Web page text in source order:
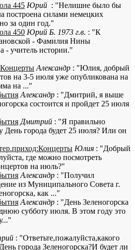
445 Юрий : "Нелишне было бы
построена силами немецких
за один год."
450 Юрий Б. 1973 г.в. : "К
- Фамилия Нины
- учитель истории."
Александр : "Юлия, добрый
на 3-5 июля уже опубликована на
на ..."
Александр : "Дмитрий, я выше
состоится и пройдет 25 июля
Дмитрий : "Я правильно
День города будет 25 июля? Или он
Юлия : "Добрый
где можно посмотреть
на июль?"
Александр : "Получил
из Муниципального Совета г.
как ..."
Александр : "День Зеленогорска
субботу июля. В этом году это
: "Ответьте,пожалуйста,какого
города Зеленогорска?И будет ли